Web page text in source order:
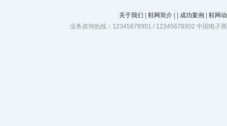
关于我们 鞋网简介 成功案例
鞋网
业务咨询热线：12345678901 / 12345678902 中国电子